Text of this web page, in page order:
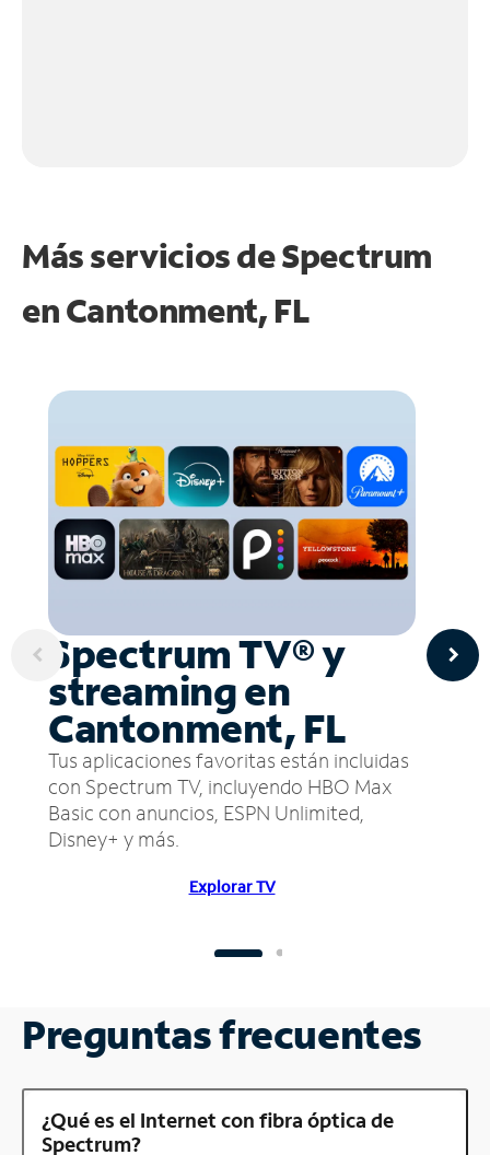
Más servicios de Spectrum
enCantonment, FL
Spectrum TV® y
streaming en
Cantonment, FL
Tus aplicaciones favoritas están incluidas
con Spectrum TV, incluyendo HBO Max
Basic con anuncios, ESPN Unlimited,
Disney+ y más.
Explorar TV
Preguntas frecuentes
¿Qué es el Internet con fibra óptica de
Spectrum?